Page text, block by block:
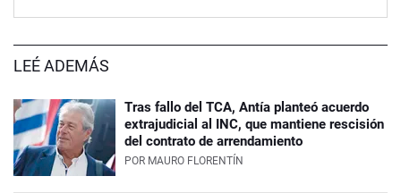
LEÉ ADEMÁS
Tras fallo del TCA, Antía planteó acuerdo
extrajudicial al INC, que mantiene rescisión
del contrato de arrendamiento
POR MAURO FLORENTÍN